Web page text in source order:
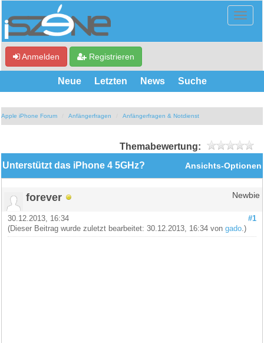
Anmelden Registrieren
Neue Letzten News Suche
Apple iPhone Forum Anfängerfragen Anfängerfragen & Notdienst
Themabewertung:
Ansichts-Optionen
Unterstützt das iPhone 4 5GHz?
forever Newbie
#1
30.12.2013, 16:34
(Dieser Beitrag wurde zuletzt bearbeitet: 30.12.2013, 16:34 vongado .)